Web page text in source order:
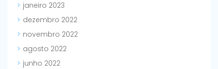
janeiro 2023
dezembro 2022
novembro 2022
agosto 2022
junho 2022